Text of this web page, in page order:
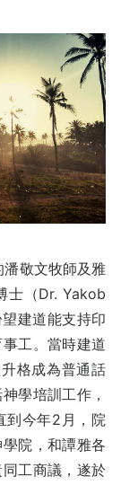
敬文牧師及雅
士（Dr. Yakob
建道能支持印
工。當時建道
格成為普通話
學培訓工作，
到今年2月，院
院，和譚雅各
工商議，遂於